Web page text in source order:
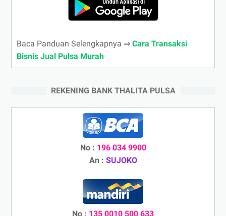
Baca Panduan Selengkapnya ⇒ Cara Transaksi
Bisnis Jual Pulsa Murah
REKENING BANK THALITA PULSA
No : 196 034 9900
An : SUJOKO
No : 135 0010 500 633